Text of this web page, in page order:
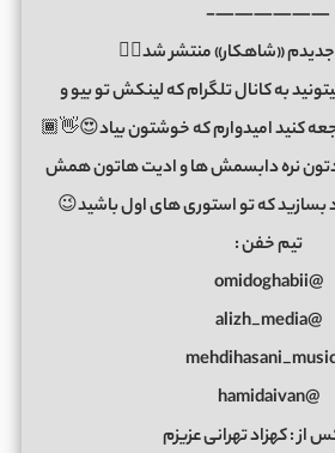
——————-
«شاهکار» منتشر شد✌🏽
به کانال تلگرام که لینکش تو بیو و
کنید امیدوارم که خوشتون بیاد😍👋🏾
نره دابسمش ها و ادیت هاتون همش
بسازید که تو استوری های اول باشید😉
تیم خفن :
@omidoghabii
@alizh_media
@hamidaivan
از : کهزاد تهرانی عزیزم